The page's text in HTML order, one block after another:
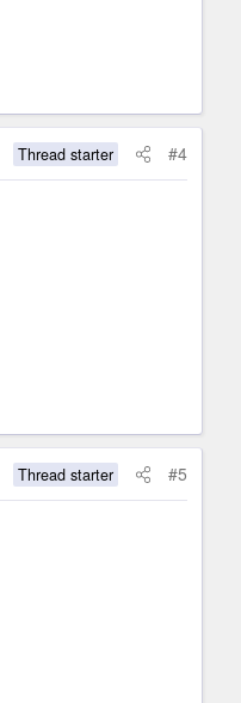
Thread starter #4
Thread starter #5